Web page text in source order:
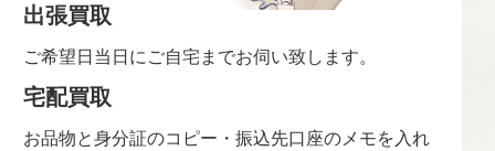
出張買取
ご希望日当日にご自宅までお伺い致します。
宅配買取
お品物と身分証のコピー・振込先口座のメモを入れ